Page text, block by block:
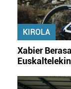
KIROLA
Xabier
Euskaltelekin